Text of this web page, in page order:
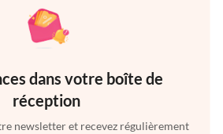
dans votre boîte de
réception
newsletter et recevez régulièrement